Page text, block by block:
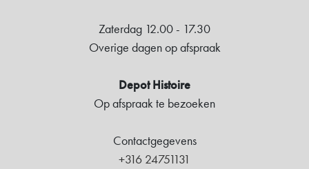
Zaterdag 12.00 - 17.30
Overige dagen op afspraak
Depot Histoire
Op afspraak te bezoeken
Contactgegevens
+316 24751131